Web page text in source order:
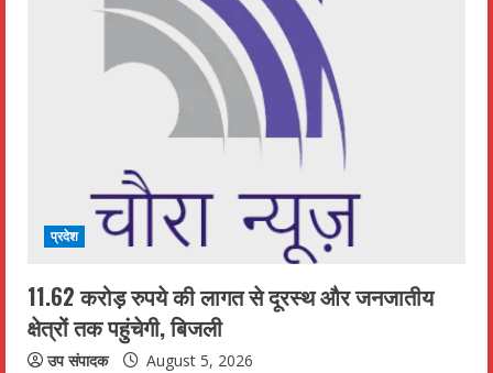
प्रदेश
11.62 करोड़ रुपये की लागत से दूरस्थ और जनजातीय
क्षेत्रों तक पहुंचेगी, बिजली
उप संपादक August 5, 2026